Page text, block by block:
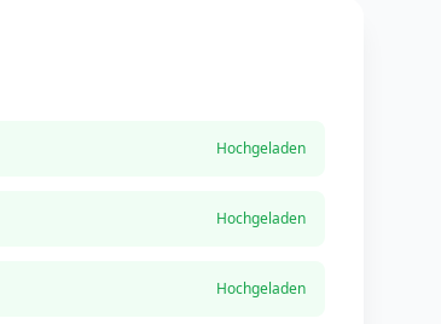
Hochgeladen
Hochgeladen
Hochgeladen